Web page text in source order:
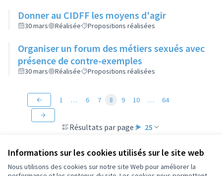
Informations sur les cookies utilisés sur le site web
Nous utilisons des cookies sur notre site Web pour améliorer la
Donner au CIDFF les moyens d'agir
30 mars Réalisée Propositions réalisées
Organiser un forum des métiers sexués avec
présence de contre-exemples
30 mars Réalisée Propositions réalisées
Résultats par page : 25
1 … 6 7 8 9 10 … 64